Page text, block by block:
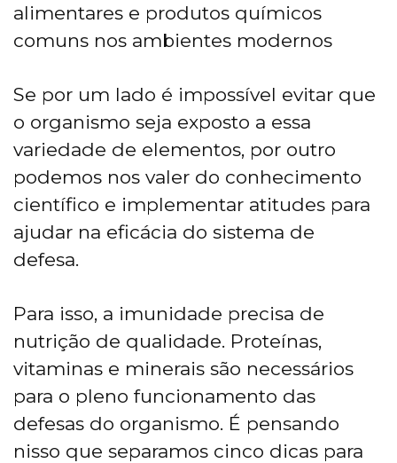
alimentares e produtos químicos
comuns nos ambientes modernos
Se por um lado é impossível evitar que
o organismo seja exposto a essa
variedade de elementos, por outro
podemos nos valer do conhecimento
científico e implementar atitudes para
ajudar na eficácia do sistema de
defesa.
Para isso, a imunidade precisa de
nutrição de qualidade. Proteínas,
vitaminas e minerais são necessários
para o pleno funcionamento das
defesas do organismo. É pensando
nisso que separamos cinco dicas para